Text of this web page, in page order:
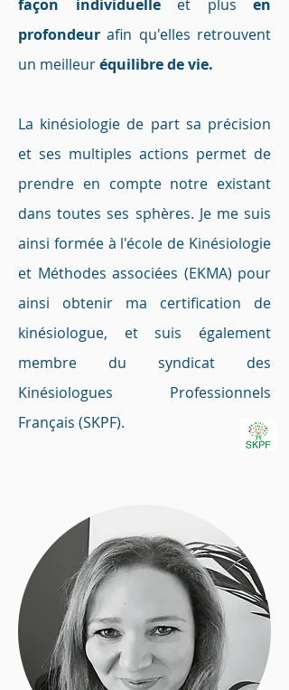
façon individuelleet plus en
profondeur afin qu'elles retrouvent
un meilleuréquilibre de vie.
La kinésiologie de part sa précision
et ses multiples actions permet de
prendre en compte notre existant
dans toutes ses sphères. Je me suis
ainsi formée à l'école de Kinésiologie
et Méthodes associées (EKMA) pour
ainsi obtenir ma certification de
kinésiologue, et suis également
membre du syndicat des
Kinésiologues Professionnels
Français (SKPF).